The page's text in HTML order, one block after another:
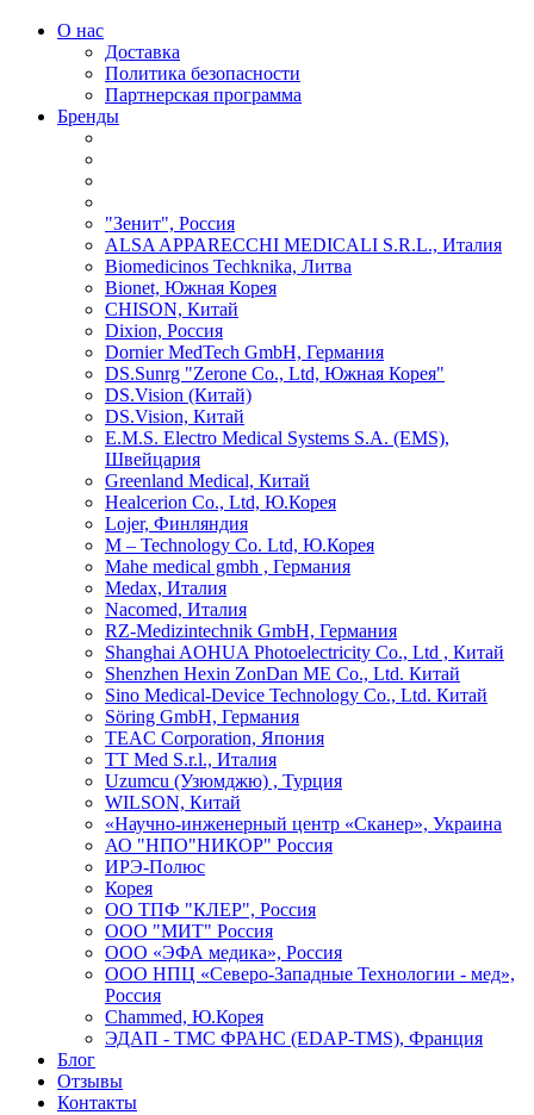
О нас
Доставка
Политика безопасности
Партнерская программа
Бренды
"Зенит", Россия
ALSA APPARECCHI MEDICALI S.R.L., Италия
Biomedicinos Techknika, Литва
Bionet, Южная Корея
CHISON, Китай
Dixion, Россия
Dornier MedTech GmbH, Германия
DS.Sunrg "Zerone Co., Ltd, Южная Корея"
DS.Vision (Китай)
DS.Vision, Китай
E.M.S. Electro Medical Systems S.A. (EMS),
Швейцария
Greenland Medical, Китай
Healcerion Co., Ltd, Ю.Корея
Lojer, Финляндия
M – Technology Co. Ltd, Ю.Корея
Mahe medical gmbh , Германия
Medax, Италия
Nacomed, Италия
RZ-Medizintechnik GmbH, Германия
Shanghai AOHUA Photoelectricity Co., Ltd , Китай
Shenzhen Hexin ZonDan ME Co., Ltd. Китай
Sino Medical-Device Technology Со., Ltd. Китай
Söring GmbH, Германия
TEAC Corporation, Япония
TT Med S.r.l., Италия
Uzumcu (Узюмджю) , Турция
WILSON, Китай
«Научно-инженерный центр «Сканер», Украина
АО "НПО"НИКОР" Россия
ИРЭ-Полюс
Корея
ОО ТПФ "КЛЕР", Россия
ООО "МИТ" Россия
ООО «ЭФА медика», Россия
ООО НПЦ «Северо-Западные Технологии - мед»,
Россия
Сhammed, Ю.Корея
ЭДАП - ТМС ФРАНС (EDAP-TMS), Франция
Блог
Отзывы
Контакты